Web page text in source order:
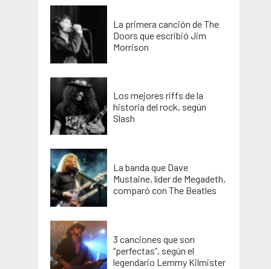
La primera canción de The
Doors que escribió Jim
Morrison
Los mejores riffs de la
historia del rock, según
Slash
La banda que Dave
Mustaine, líder de Megadeth,
comparó con The Beatles
3 canciones que son
“perfectas”, según el
legendario Lemmy Kilmister